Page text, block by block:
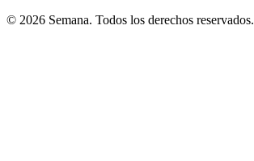
© 2026 Semana. Todos los derechos reservados.